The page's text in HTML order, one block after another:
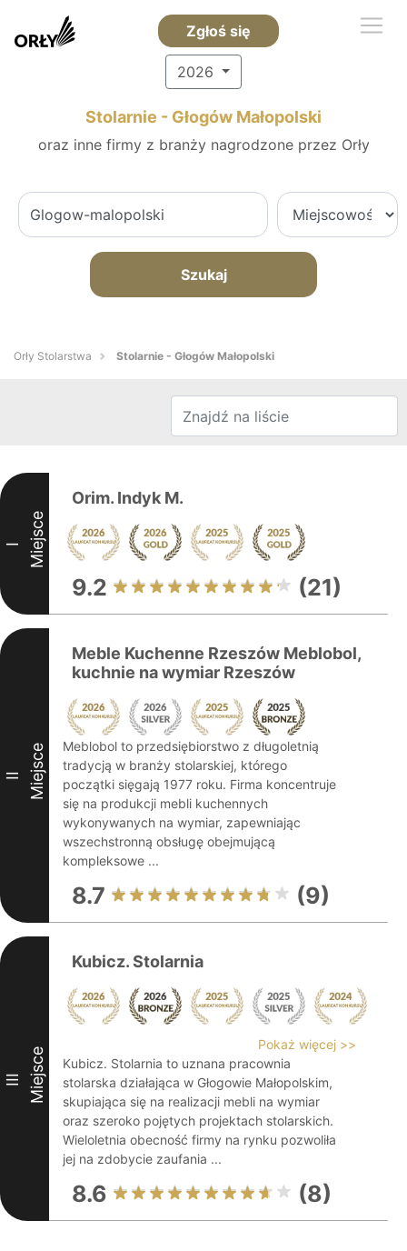
Zgłoś się
2026
Stolarnie - Głogów Małopolski
oraz inne firmy z branży nagrodzone przez Orły
Szukaj
Orły Stolarstwa Stolarnie - Głogów Małopolski
I Miejsce
Orim. Indyk M.
9.2 (21)
II Miejsce
Meble Kuchenne Rzeszów Meblobol,
kuchnie na wymiar Rzeszów
Meblobol to przedsiębiorstwo z długoletnią
tradycją w branży stolarskiej, którego
początki sięgają 1977 roku. Firma koncentruje
się na produkcji mebli kuchennych
wykonywanych na wymiar, zapewniając
wszechstronną obsługę obejmującą
kompleksowe ...
8.7 (9)
III Miejsce
Kubicz. Stolarnia
Pokaż więcej >>
Kubicz. Stolarnia to uznana pracownia
stolarska działająca w Głogowie Małopolskim,
skupiająca się na realizacji mebli na wymiar
oraz szeroko pojętych projektach stolarskich.
Wieloletnia obecność firmy na rynku pozwoliła
jej na zdobycie zaufania ...
8.6 (8)